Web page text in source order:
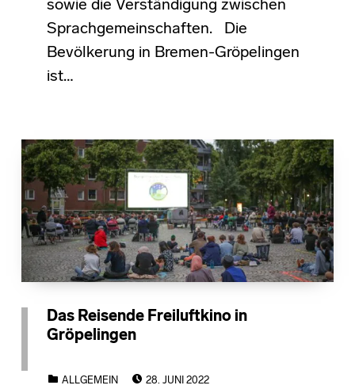
sowie die Verständigung zwischen
Sprachgemeinschaften. Die
Bevölkerung in Bremen-Gröpelingen
ist…
Das Reisende Freiluftkino in
Gröpelingen
ALLGEMEIN
28. JUNI 2022